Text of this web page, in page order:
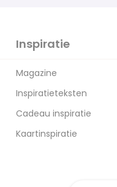
Inspiratie
Magazine
Inspiratieteksten
Cadeau inspiratie
Kaartinspiratie